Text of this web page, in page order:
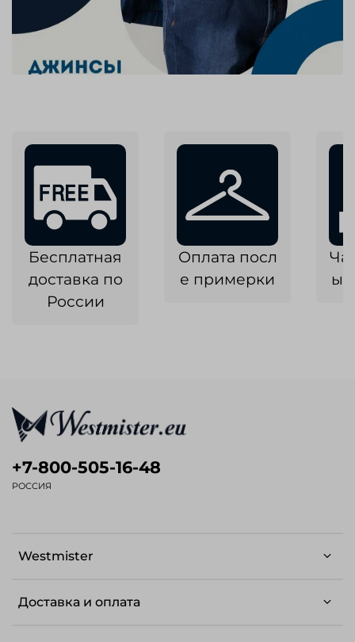
Бесплатная
доставка по
России
Оплата посл
е примерки
Westmister
Доставка и оплата
+7-800-505-16-48
РОССИЯ